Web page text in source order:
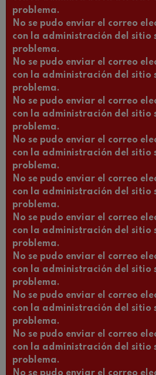
problema.
No se pudo enviar el correo
con la administración del sitio
problema.
No se pudo enviar el correo
con la administración del sitio
problema.
No se pudo enviar el correo
con la administración del sitio
problema.
No se pudo enviar el correo
con la administración del sitio
problema.
No se pudo enviar el correo
con la administración del sitio
problema.
No se pudo enviar el correo
con la administración del sitio
problema.
No se pudo enviar el correo
con la administración del sitio
problema.
No se pudo enviar el correo
con la administración del sitio
problema.
No se pudo enviar el correo
con la administración del sitio
problema.
No se pudo enviar el correo